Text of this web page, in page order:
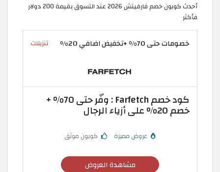
أحدث كوبون خصم فارفيتش 2026 عند التسوق بقيمة 200 دولار
فأكثر
خصومات حتى 70% +تخفيض اضافي 20% تنزيلات
كود خصم Farfetch : وفّر حتى 70% +
خصم 20% على أزياء الرجال
عروض مميزة كوبون موثق
مشاهدة العروض